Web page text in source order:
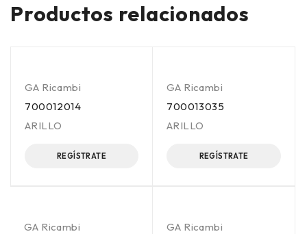
Productos relacionados
GA Ricambi
700012014
ARILLO
REGÍSTRATE
GA Ricambi
700013035
ARILLO
REGÍSTRATE
GA Ricambi
GA Ricambi